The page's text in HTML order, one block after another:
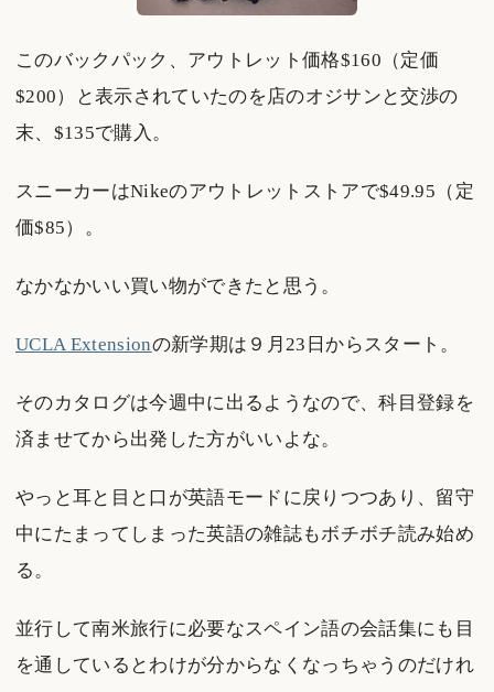
このバックパック、アウトレット価格$160（定価
$200）と表示されていたのを店のオジサンと交渉の
末、$135で購入。
スニーカーはNikeのアウトレットストアで$49.95（定
価$85）。
なかなかいい買い物ができたと思う。
UCLA Extensionの新学期は９月23日からスタート。
そのカタログは今週中に出るようなので、科目登録を
済ませてから出発した方がいいよな。
やっと耳と目と口が英語モードに戻りつつあり、留守
中にたまってしまった英語の雑誌もボチボチ読み始め
る。
並行して南米旅行に必要なスペイン語の会話集にも目
を通しているとわけが分からなくなっちゃうのだけれ